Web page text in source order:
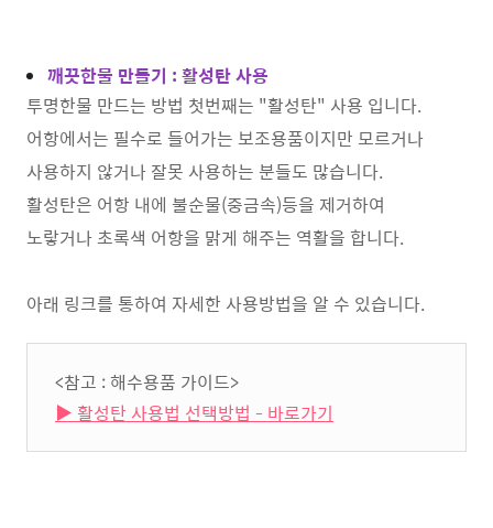
깨끗한물 만들기 : 활성탄 사용
투명한물 만드는 방법 첫번째는 "활성탄" 사용 입니다.
어항에서는 필수로 들어가는 보조용품이지만 모르거나
사용하지 않거나 잘못 사용하는 분들도 많습니다.
활성탄은 어항 내에 불순물(중금속)등을 제거하여
노랗거나 초록색 어항을 맑게 해주는 역활을 합니다.
아래 링크를 통하여 자세한 사용방법을 알 수 있습니다.
<참고 : 해수용품 가이드>
▶ 활성탄 사용법 선택방법 - 바로가기